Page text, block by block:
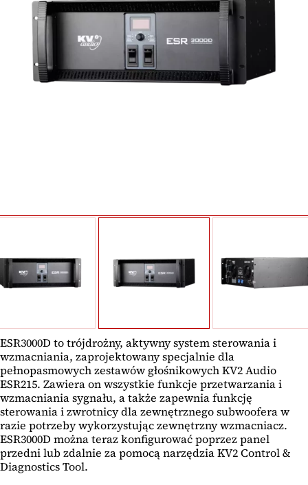
ESR3000D to trójdrożny, aktywny system sterowania i
wzmacniania, zaprojektowany specjalnie dla
pełnopasmowych zestawów głośnikowych KV2 Audio
ESR215. Zawiera on wszystkie funkcje przetwarzania i
wzmacniania sygnału, a także zapewnia funkcję
sterowania i zwrotnicy dla zewnętrznego subwoofera w
razie potrzeby wykorzystując zewnętrzny wzmacniacz.
ESR3000D można teraz konfigurować poprzez panel
przedni lub zdalnie za pomocą narzędzia KV2 Control &
Diagnostics Tool.